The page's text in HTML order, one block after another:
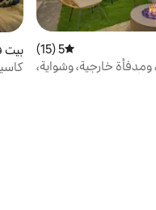
متوسط التقييم 5 من 5، 15 مراجعات
5 (15)
خارجية، وشواية،
بيت